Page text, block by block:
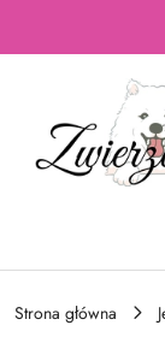
Przejdź do
Przejdź do
Przejdź do
Przejdź do
Przejdź do
Strona główna